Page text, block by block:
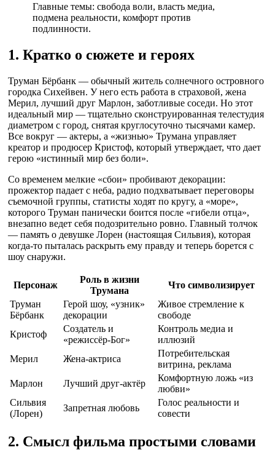
Главные темы: свобода воли, власть медиа,
подмена реальности, комфорт против
подлинности.
1. Кратко о сюжете и героях
Труман Бёрбанк — обычный житель солнечного островного
городка Сихейвен. У него есть работа в страховой, жена
Мерил, лучший друг Марлон, заботливые соседи. Но этот
идеальный мир — тщательно сконструированная телестудия
диаметром с город, снятая круглосуточно тысячами камер.
Все вокруг — актеры, а «жизнью» Трумана управляет
креатор и продюсер Кристоф, который утверждает, что дает
герою «истинный мир без боли».
Со временем мелкие «сбои» пробивают декорации:
прожектор падает с неба, радио подхватывает переговоры
съемочной группы, статисты ходят по кругу, а «море»,
которого Труман панически боится после «гибели отца»,
внезапно ведет себя подозрительно ровно. Главный толчок
— память о девушке Лорен (настоящая Сильвия), которая
когда-то пыталась раскрыть ему правду и теперь борется с
шоу снаружи.
Персонаж
Роль в жизни
Трумана
Что символизирует
Труман
Бёрбанк
Герой шоу, «узник»
декорации
Живое стремление к
свободе
Кристоф
Создатель и
«режиссёр-Бог»
Контроль медиа и
иллюзий
Мерил
Жена-актриса
Потребительская
витрина, реклама
Марлон
Лучший друг-актёр
Комфортную ложь «из
любви»
Сильвия
(Лорен)
Запретная любовь
Голос реальности и
совести
2. Смысл фильма простыми словами